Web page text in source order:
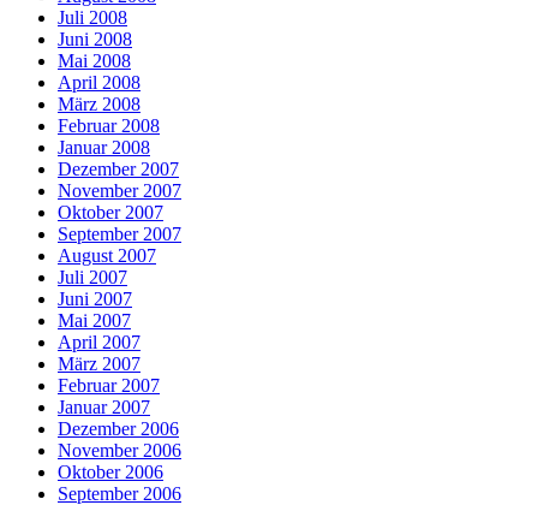
Juli 2008
Juni 2008
Mai 2008
April 2008
März 2008
Februar 2008
Januar 2008
Dezember 2007
November 2007
Oktober 2007
September 2007
August 2007
Juli 2007
Juni 2007
Mai 2007
April 2007
März 2007
Februar 2007
Januar 2007
Dezember 2006
November 2006
Oktober 2006
September 2006